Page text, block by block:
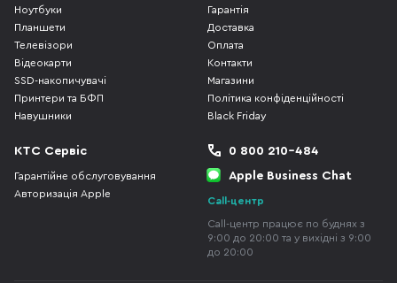
Ноутбуки
Планшети
Телевізори
Відеокарти
SSD-накопичувачі
Принтери та БФП
Навушники
Гарантія
Доставка
Оплата
Контакти
Магазини
Політика конфіденційності
Black Friday
КТС Сервіс
Гарантійне обслуговування
Авторизація Apple
0 800 210-484
Apple Business Chat
Call-центр
Call-центр працює по буднях з
9:00 до 20:00 та у вихідні з 9:00
до 20:00